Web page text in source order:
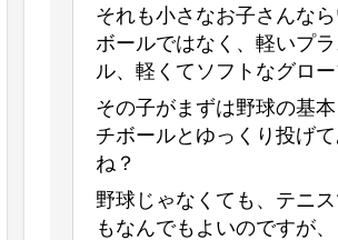
それも小さなお子さんな
ボールではなく、軽いプ
ル、軽くてソフトなグロ
その子がまずは野球の基
チボールとゆっくり投げ
ね？
野球じゃなくても、テニ
もなんでもよいのですが